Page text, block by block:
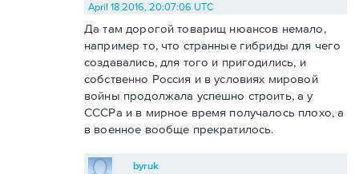
April 18 2016, 20:07:06 UTC
Да там дорогой товарищ нюансов немало,
например то, что странные гибриды для чего
создавались, для того и пригодились, и
собственно Россия и в условиях мировой
войны продолжала успешно строить, а у
СССРа и в мирное время получалось плохо, а
в военное вообще прекратилось.
byruk